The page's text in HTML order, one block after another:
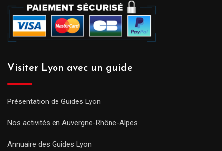
Visiter Lyon avec un guide
Présentation de Guides Lyon
Nos activités en Auvergne-Rhône-Alpes
Annuaire des Guides Lyon